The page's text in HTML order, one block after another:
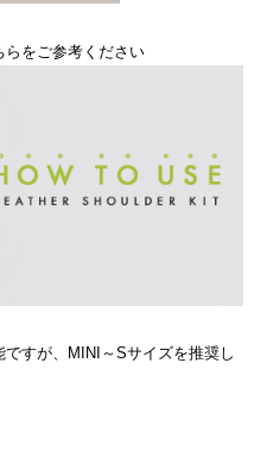
をご参考ください
すが、MINI～Sサイズを推奨し